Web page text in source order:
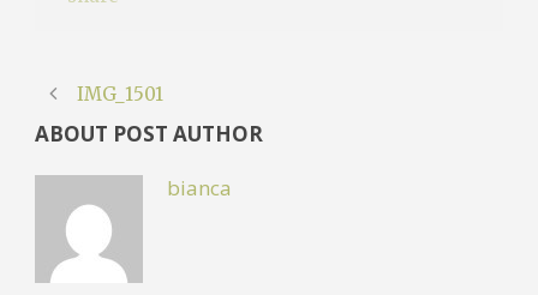
IMG_1501
ABOUT POST AUTHOR
bianca